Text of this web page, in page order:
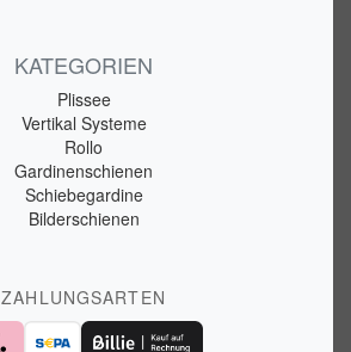
KATEGORIEN
Plissee
Vertikal Systeme
Rollo
Gardinenschienen
Schiebegardine
Bilderschienen
ZAHLUNGSARTEN